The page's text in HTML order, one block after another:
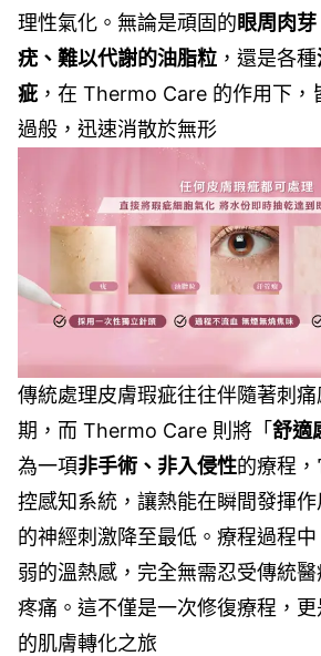
理性氣化。無論是頑固的眼周肉
疣、難以代謝的油脂粒 ，還是各種
疵 ，在 Thermo Care 的作用下，
過般，迅速消散於無形
傳統處理皮膚瑕疵往往伴隨著刺
期，而 Thermo Care 則將「 舒適
為一項非手術、非入侵性的療程
控感知系統，讓熱能在瞬間發揮
的神經刺激降至最低。療程過程
弱的溫熱感，完全無需忍受傳統
疼痛。這不僅是一次修復療程，
的肌膚轉化之旅